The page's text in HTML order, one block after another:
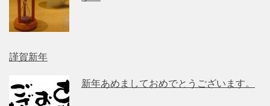
謹賀新年
新年あめましておめでとうございます。